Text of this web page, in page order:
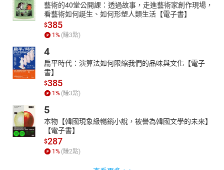
031山歌多
032霜雪滿天
035小貓兒
036搖湯圓
037螞蚱
040秋風起
041聽戲
042王小二趕集
043望娘
藝術的40堂公開課：透過故事，走進藝術家創作現場，
看藝術如何誕生、如何形塑人類生活【電子書】
$385
1 % (賺3點)
4
扁平時代：演算法如何限縮我們的品味與文化【電子
書】
$385
1 % (賺3點)
5
本物【韓國現象級暢銷小說，被譽為韓國文學的未來】
【電子書】
$287
1 % (賺2點)